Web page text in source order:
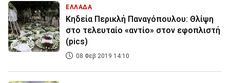
ΕΛΛΑΔΑ
Κηδεία Περικλή Παναγόπουλου: Θλίψη
στο τελευταίο «αντίο» στον εφοπλιστή
(pics)
08 Φεβ 2019 14:10